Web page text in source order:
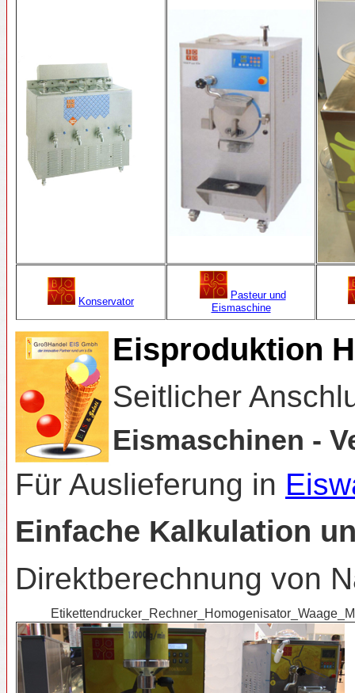
Konservator
Pasteur und
Eismaschine
Eisproduktion
Seitlicher
Eismaschinen -
Für Auslieferung in
Einfache Kalkulation
Direktberechnung von